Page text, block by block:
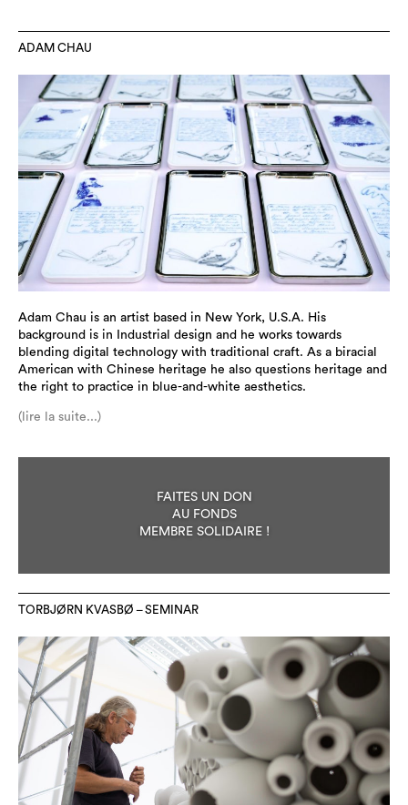
ADAM CHAU
Adam Chau is an artist based in New York, U.S.A. His
background is in Industrial design and he works towards
blending digital technology with traditional craft. As a biracial
American with Chinese heritage he also questions heritage and
the right to practice in blue-and-white aesthetics.
(lire la suite...)
FAITES UN DON
AU FONDS
MEMBRE SOLIDAIRE !
TORBJØRN KVASBØ – SEMINAR